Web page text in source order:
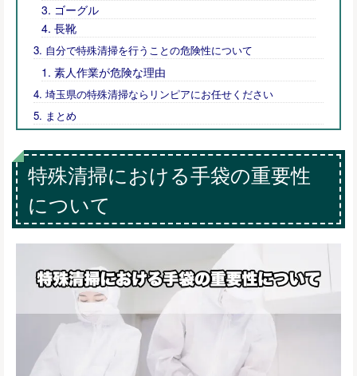
ゴーグル
長靴
自分で特殊清掃を行うことの危険性について
素人作業が危険な理由
埼玉県の特殊清掃ならリンピアにお任せください
まとめ
特殊清掃における手袋の重要性
について